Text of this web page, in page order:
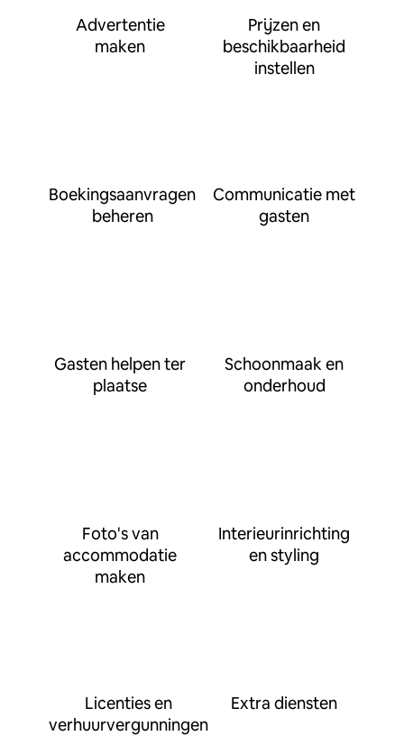
Advertentie
maken
Prijzen en
beschikbaarheid
instellen
Boekingsaanvragen
beheren
Communicatie met
gasten
Gasten helpen ter
plaatse
Schoonmaak en
onderhoud
Foto's van
accommodatie
maken
Interieurinrichting
en styling
Licenties en
verhuurvergunningen
Extra diensten